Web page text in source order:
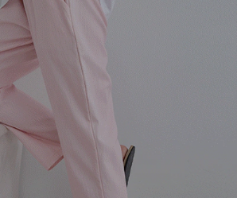
시즌오프 1+1 기획세트